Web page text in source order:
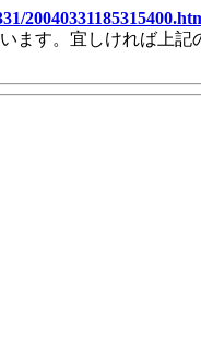
ます。宜しければ上